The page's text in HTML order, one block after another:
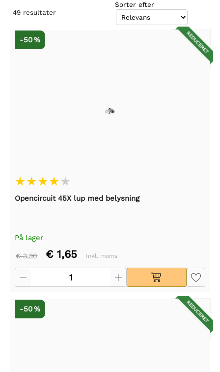
49 resultater
Sorter efter
REDUCERET
-50 %
Opencircuit 45X lup med belysning
På lager
€ 3,30 € 1,65 Inkl. moms
REDUCERET
-50 %